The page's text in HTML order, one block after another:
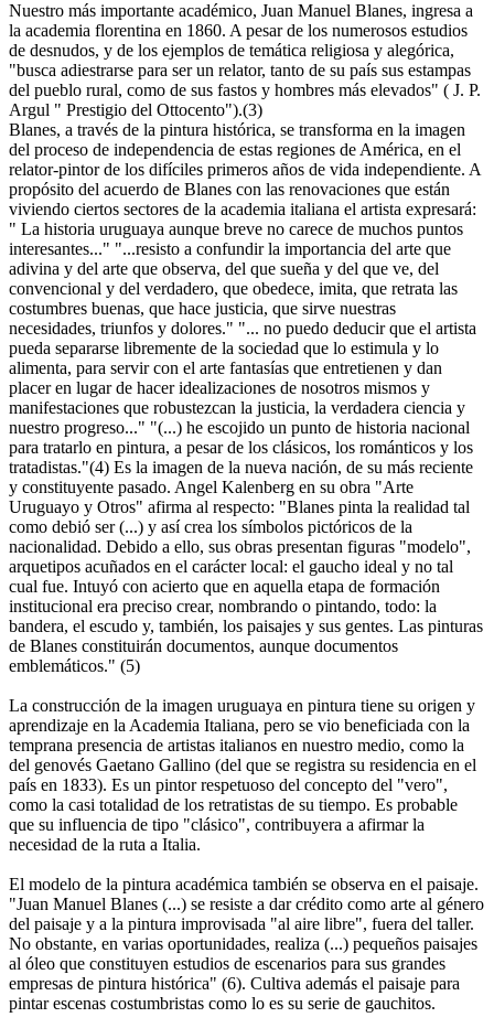
Nuestro más importante académico, Juan Manuel Blanes, ingresa a
la academia florentina en 1860. A pesar de los numerosos estudios
de desnudos, y de los ejemplos de temática religiosa y alegórica,
"busca adiestrarse para ser un relator, tanto de su país sus estampas
del pueblo rural, como de sus fastos y hombres más elevados" ( J. P.
Argul " Prestigio del Ottocento").(3)
Blanes, a través de la pintura histórica, se transforma en la imagen
del proceso de independencia de estas regiones de América, en el
relator-pintor de los difíciles primeros años de vida independiente. A
propósito del acuerdo de Blanes con las renovaciones que están
viviendo ciertos sectores de la academia italiana el artista expresará:
" La historia uruguaya aunque breve no carece de muchos puntos
interesantes..." "...resisto a confundir la importancia del arte que
adivina y del arte que observa, del que sueña y del que ve, del
convencional y del verdadero, que obedece, imita, que retrata las
costumbres buenas, que hace justicia, que sirve nuestras
necesidades, triunfos y dolores." "... no puedo deducir que el artista
pueda separarse libremente de la sociedad que lo estimula y lo
alimenta, para servir con el arte fantasías que entretienen y dan
placer en lugar de hacer idealizaciones de nosotros mismos y
manifestaciones que robustezcan la justicia, la verdadera ciencia y
nuestro progreso..." "(...) he escojido un punto de historia nacional
para tratarlo en pintura, a pesar de los clásicos, los románticos y los
tratadistas."(4) Es la imagen de la nueva nación, de su más reciente
y constituyente pasado. Angel Kalenberg en su obra "Arte
Uruguayo y Otros" afirma al respecto: "Blanes pinta la realidad tal
como debió ser (...) y así crea los símbolos pictóricos de la
nacionalidad. Debido a ello, sus obras presentan figuras "modelo",
arquetipos acuñados en el carácter local: el gaucho ideal y no tal
cual fue. Intuyó con acierto que en aquella etapa de formación
institucional era preciso crear, nombrando o pintando, todo: la
bandera, el escudo y, también, los paisajes y sus gentes. Las pinturas
de Blanes constituirán documentos, aunque documentos
emblemáticos." (5)
La construcción de la imagen uruguaya en pintura tiene su origen y
aprendizaje en la Academia Italiana, pero se vio beneficiada con la
temprana presencia de artistas italianos en nuestro medio, como la
del genovés Gaetano Gallino (del que se registra su residencia en el
país en 1833). Es un pintor respetuoso del concepto del "vero",
como la casi totalidad de los retratistas de su tiempo. Es probable
que su influencia de tipo "clásico", contribuyera a afirmar la
necesidad de la ruta a Italia.
El modelo de la pintura académica también se observa en el paisaje.
"Juan Manuel Blanes (...) se resiste a dar crédito como arte al género
del paisaje y a la pintura improvisada "al aire libre", fuera del taller.
No obstante, en varias oportunidades, realiza (...) pequeños paisajes
al óleo que constituyen estudios de escenarios para sus grandes
empresas de pintura histórica" (6). Cultiva además el paisaje para
pintar escenas costumbristas como lo es su serie de gauchitos.